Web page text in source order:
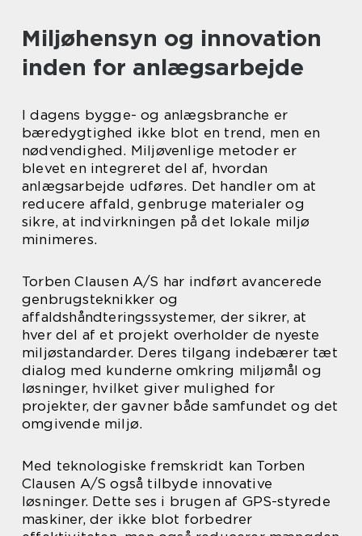
Miljøhensyn og innovation
inden for anlægsarbejde
I dagens bygge- og anlægsbranche er
bæredygtighed ikke blot en trend, men en
nødvendighed. Miljøvenlige metoder er
blevet en integreret del af, hvordan
anlægsarbejde udføres. Det handler om at
reducere affald, genbruge materialer og
sikre, at indvirkningen på det lokale miljø
minimeres.
Torben Clausen A/S har indført avancerede
genbrugsteknikker og
affaldshåndteringssystemer, der sikrer, at
hver del af et projekt overholder de nyeste
miljøstandarder. Deres tilgang indebærer tæt
dialog med kunderne omkring miljømål og
løsninger, hvilket giver mulighed for
projekter, der gavner både samfundet og det
omgivende miljø.
Med teknologiske fremskridt kan Torben
Clausen A/S også tilbyde innovative
løsninger. Dette ses i brugen af GPS-styrede
maskiner, der ikke blot forbedrer